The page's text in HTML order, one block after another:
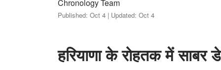
Chronology Team
Published: Oct 4 | Updated: Oct 4
हरियाणा के रोहतक में साबर